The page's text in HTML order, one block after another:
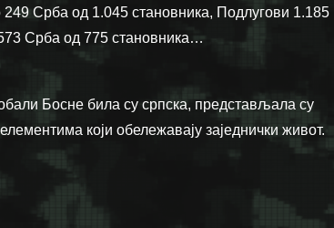
Срба од 1.045 становника, Подлугови 1.185
Срба од 775 становника…
Босне била су српска, представљала су
који обележавају заједнички живот.